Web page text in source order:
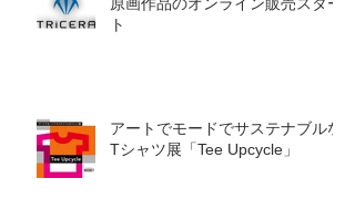
ト
アートでモードでサステナブルな
Tシャツ展「Tee Upcycle」